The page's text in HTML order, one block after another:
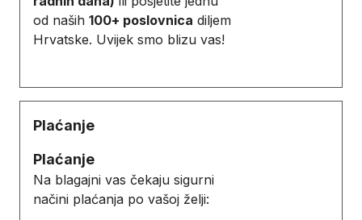
od naših 100+ poslovnica diljem
Hrvatske. Uvijek smo blizu vas!
Plaćanje
Plaćanje
Na blagajni vas čekaju sigurni
načini plaćanja po vašoj želji: